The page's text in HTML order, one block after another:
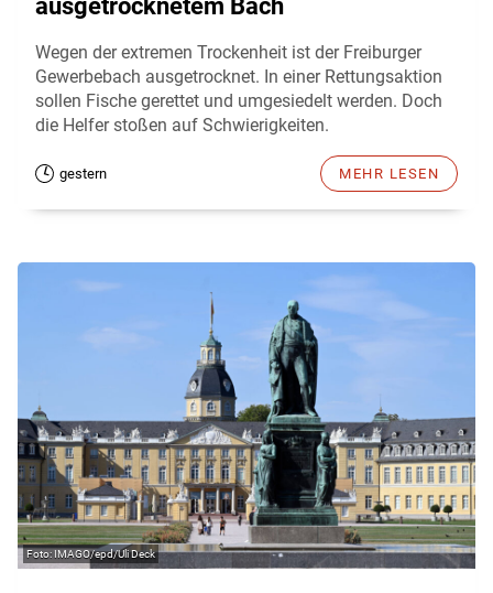
ausgetrocknetem Bach
Wegen der extremen Trockenheit ist der Freiburger
Gewerbebach ausgetrocknet. In einer Rettungsaktion
sollen Fische gerettet und umgesiedelt werden. Doch
die Helfer stoßen auf Schwierigkeiten.
gestern MEHR LESEN
IMAGO/epd/Uli Deck